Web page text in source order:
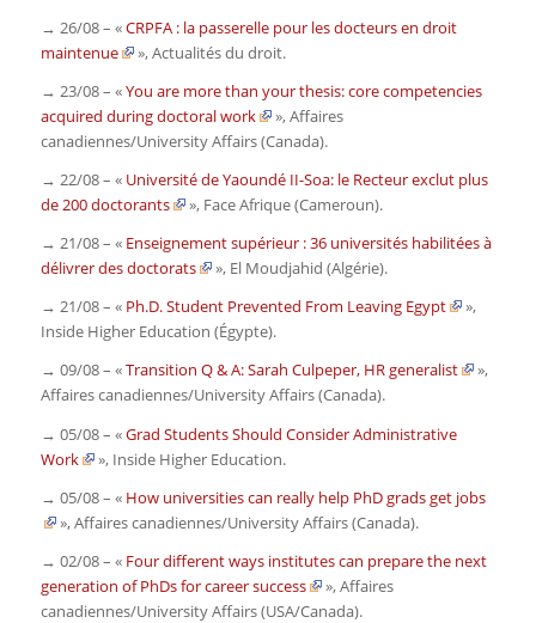
→ 26/08 – «CRPFA : la passerelle pour les docteurs en droit
maintenue
»,Actualités du droit.
→ 23/08 – «You are more than your thesis: core competencies
acquired during doctoral work
»,Affaires
canadiennes/University Affairs (Canada).
→ 22/08 – « Université de Yaoundé II-Soa: le Recteur exclut plus
de 200 doctorants
», Face Afrique (Cameroun).
→ 21/08 – « Enseignement supérieur : 36 universités habilitées à
délivrer des doctorats
», El Moudjahid(Algérie).
→ 21/08 – « Ph.D. Student Prevented From Leaving Egypt
»,
Inside Higher Education (Égypte).
→ 09/08 – «Transition Q & A: Sarah Culpeper, HR generalist
»,
Affaires canadiennes/University Affairs (Canada).
→ 05/08 – «Grad Students Should Consider Administrative
Work
», Inside Higher Education.
→ 05/08 – « How universities can really help PhD grads get jobs
»,Affaires canadiennes/University Affairs (Canada).
→ 02/08 – « Four different ways institutes can prepare the next
generation of PhDs for career success
»,Affaires
canadiennes/University Affairs(USA/Canada).